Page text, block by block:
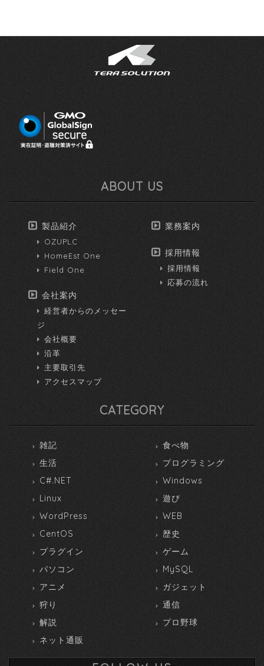
ABOUT US
製品紹介
OZUPLC
HomeEst One
Field One
会社案内
経営者からのメッセー
ジ
会社概要
沿革
主要取引先
アクセスマップ
業務案内
採用情報
採用情報
応募の流れ
CATEGORY
雑記
食べ物
生活
プログラミング
C#.NET
Windows
Linux
遊び
WordPress
WEB
CentOS
歴史
プラグイン
ゲーム
パソコン
MySQL
アニメ
ガジェット
狩り
通信
解説
プロ野球
ネット通販